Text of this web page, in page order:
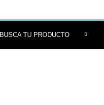
BUSCA TU PRODUCTO